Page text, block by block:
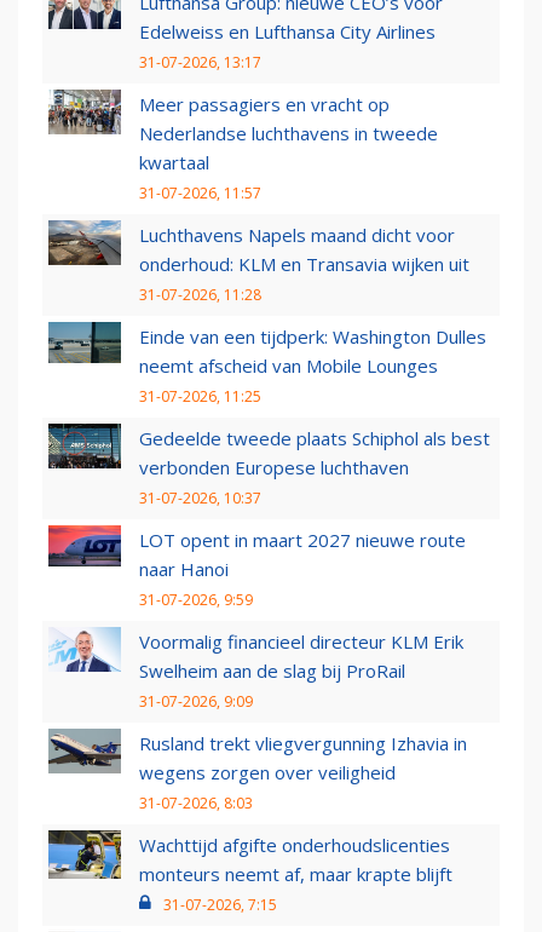
Edelweiss en Lufthansa City Airlines
31-07-2026, 13:17
Meer passagiers en vracht op
Nederlandse luchthavens in tweede
kwartaal
31-07-2026, 11:57
Luchthavens Napels maand dicht voor
onderhoud: KLM en Transavia wijken uit
31-07-2026, 11:28
Einde van een tijdperk: Washington Dulles
neemt afscheid van Mobile Lounges
31-07-2026, 11:25
Gedeelde tweede plaats Schiphol als best
verbonden Europese luchthaven
31-07-2026, 10:37
LOT opent in maart 2027 nieuwe route
naar Hanoi
31-07-2026, 9:59
Voormalig financieel directeur KLM Erik
Swelheim aan de slag bij ProRail
31-07-2026, 9:09
Rusland trekt vliegvergunning Izhavia in
wegens zorgen over veiligheid
31-07-2026, 8:03
Wachttijd afgifte onderhoudslicenties
monteurs neemt af, maar krapte blijft
31-07-2026, 7:15